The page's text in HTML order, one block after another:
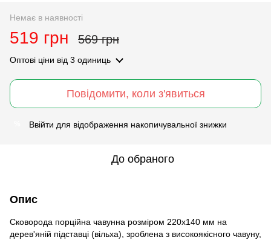
Немає в наявності
519 грн 569 грн
Оптові ціни від 3 одиниць
Повідомити, коли з'явиться
Ввійти для відображення накопичувальної знижки
До обраного
Опис
Сковорода порційна чавунна розміром 220х140 мм на
дерев'яній підставці (вільха), зроблена з високоякісного чавуну,